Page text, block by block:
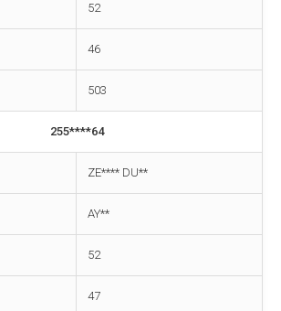
52
46
503
255****64
ZE**** DU**
AY**
52
47